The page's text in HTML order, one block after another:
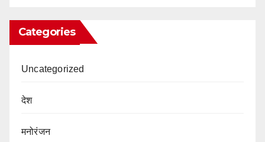
Categories
Uncategorized
देश
मनोरंजन